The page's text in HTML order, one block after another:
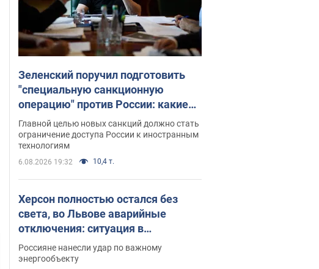
Зеленский поручил подготовить
"специальную санкционную
операцию" против России: какие
задачи поставил президент. Фото
Главной целью новых санкций должно стать
ограничение доступа России к иностранным
технологиям
6.08.2026 19:32 10,4 т.
Херсон полностью остался без
света, во Львове аварийные
отключения: ситуация в
энергосистеме 6 августа
Россияне нанесли удар по важному
энергообъекту